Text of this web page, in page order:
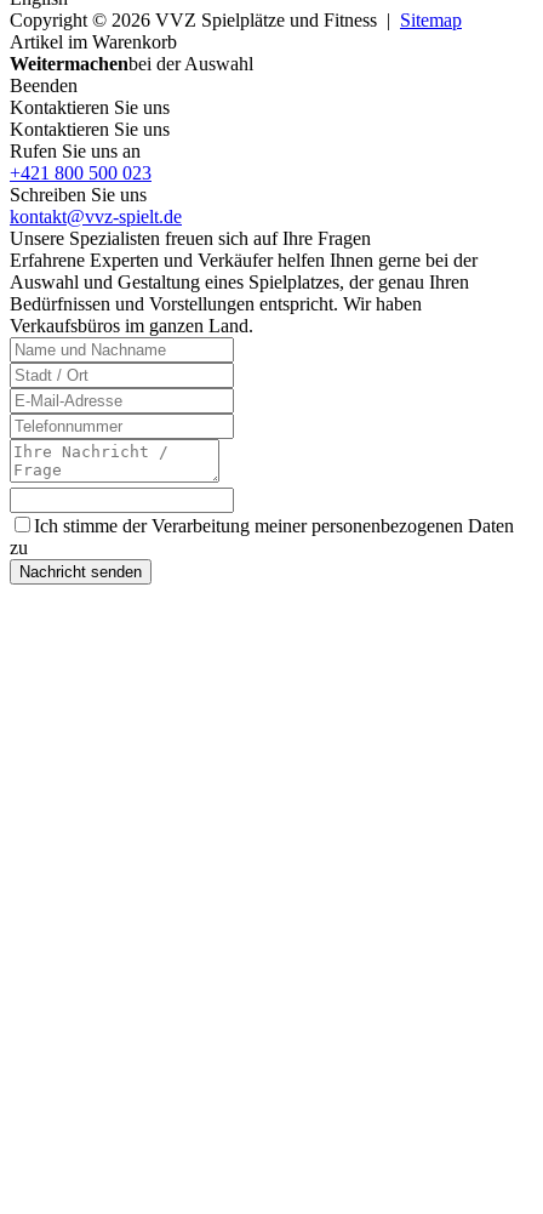
Copyright © 2026 VVZ Spielplätze und Fitness | Sitemap
Artikel im Warenkorb
Weitermachenbei der Auswahl
Beenden
Kontaktieren Sie uns
Kontaktieren Sie uns
Rufen Sie uns an
+421 800 500 023
Schreiben Sie uns
kontakt@vvz-spielt.de
Unsere Spezialisten freuen sich auf Ihre Fragen
Erfahrene Experten und Verkäufer helfen Ihnen gerne bei der
Auswahl und Gestaltung eines Spielplatzes, der genau Ihren
Bedürfnissen und Vorstellungen entspricht. Wir haben
Verkaufsbüros im ganzen Land.
Ich stimme der Verarbeitung meiner personenbezogenen Daten
zu
Nachricht senden